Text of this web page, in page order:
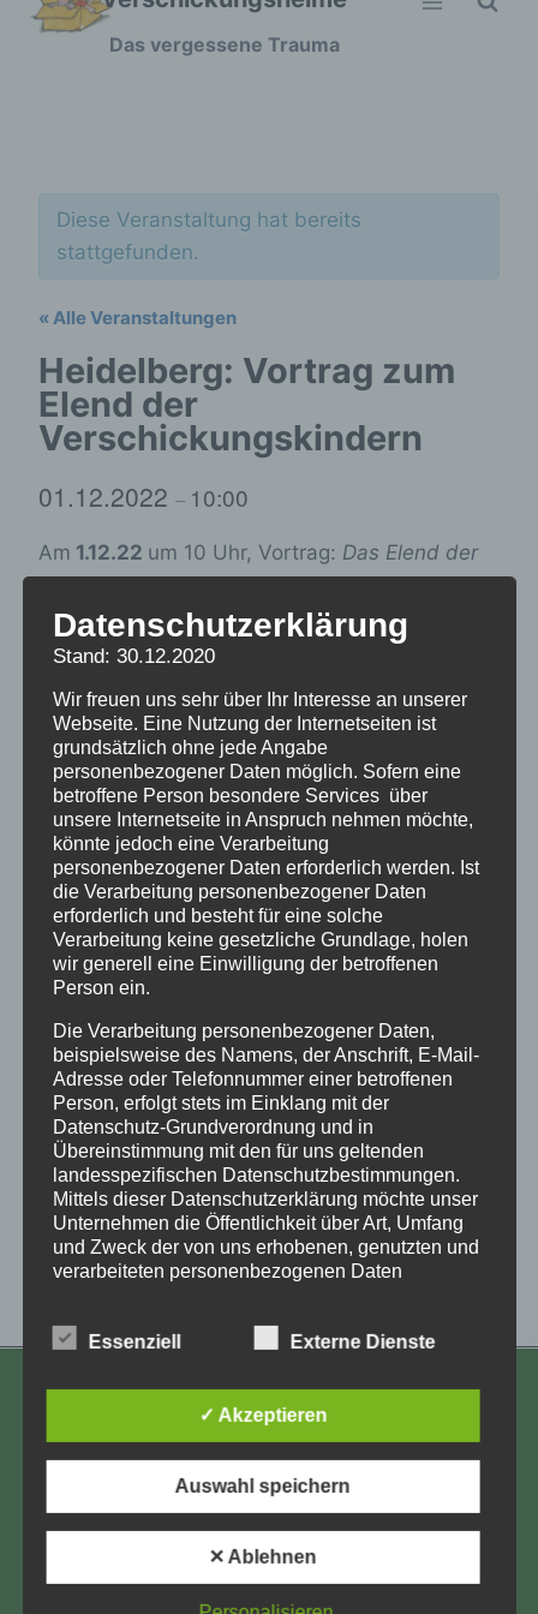
Zum
Das vergessene Trauma
Diese Veranstaltung hat bereits
stattgefunden.
« Alle Veranstaltungen
Heidelberg: Vortrag zum
Elend der
Verschickungskindern
01.12.2022 – 10:00
Am 1.12.22 um 10 Uhr, Vortrag: Das Elend der
und Oberseminars “Geschichte der Kindheit
und Sorge im 19. und 20. Jahrhundert”, am
im Neuenheimer Feld 327, 69115 Heidelberg,
anmelden unter: Tel.:+49 (0)6221-548213
oder unter der E-
Mail:karen.nolte@histmed.uni-heidelberg.de
Zum Kalender hinzufügen
Veranstaltung-
Navigation
«Heidelberg:
Lesung mit Anja Röhl
Prof. Dr. Schmuhl: Ein
langes Schweigen
ist gebrochen:
Zoom-Vortrag am 2.
Dezember 2022
Aufarbeitung und Erforschung
Kinderverschickung e.V.
Anja Röhl
12059 Berlin
Datenschutzerklärung
Stand: 30.12.2020
Wir freuen uns sehr über Ihr Interesse an unserer
Webseite. Eine Nutzung der Internetseiten ist
grundsätzlich ohne jede Angabe
personenbezogener Daten möglich. Sofern eine
betroffene Person besondere Services über
unsere Internetseite in Anspruch nehmen möchte,
könnte jedoch eine Verarbeitung
personenbezogener Daten erforderlich werden. Ist
die Verarbeitung personenbezogener Daten
erforderlich und besteht für eine solche
Verarbeitung keine gesetzliche Grundlage, holen
wir generell eine Einwilligung der betroffenen
Person ein.
Die Verarbeitung personenbezogener Daten,
beispielsweise des Namens, der Anschrift, E-Mail-
Adresse oder Telefonnummer einer betroffenen
Person, erfolgt stets im Einklang mit der
Datenschutz-Grundverordnung und in
Übereinstimmung mit den für uns geltenden
landesspezifischen Datenschutzbestimmungen.
Mittels dieser Datenschutzerklärung möchte unser
Unternehmen die Öffentlichkeit über Art, Umfang
und Zweck der von uns erhobenen, genutzten und
verarbeiteten personenbezogenen Daten
zustehenden Rechte aufgeklärt.
Wir haben als für die Verarbeitung Verantwortlicher
zahlreiche technische und organisatorische
lückenlosen Schutz der über diese Internetseite
verarbeiteten personenbezogenen Daten
Datenübertragungen grundsätzlich
Sicherheitslücken aufweisen, sodass ein absoluter
diesem Grund steht es jeder betroffenen Person
Essenziell Externe Dienste
✓ Akzeptieren
Auswahl speichern
✕ Ablehnen